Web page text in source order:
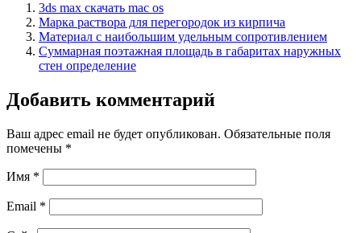
3ds max скачать mac os
Марка раствора для перегородок из кирпича
Материал с наибольшим удельным сопротивлением
Суммарная поэтажная площадь в габаритах наружных
стен определение
Добавить комментарий
Ваш адрес email не будет опубликован. Обязательные поля
помечены *
Имя *
Email *